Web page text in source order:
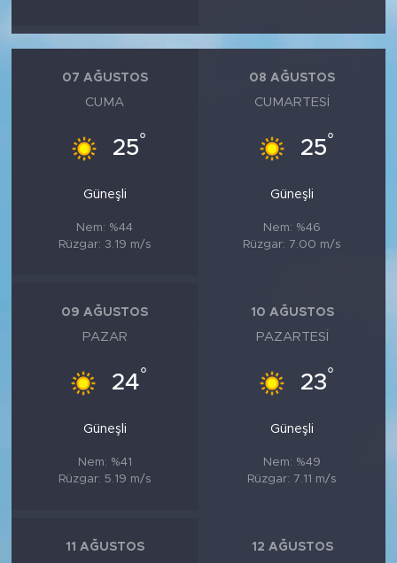
07 AĞUSTOS
CUMA
25°
Güneşli
Nem: %44
Rüzgar: 3.19 m/s
08 AĞUSTOS
CUMARTESI
25°
Güneşli
Nem: %46
Rüzgar: 7.00 m/s
09 AĞUSTOS
PAZAR
24°
Güneşli
Nem: %41
Rüzgar: 5.19 m/s
10 AĞUSTOS
PAZARTESI
23°
Güneşli
Nem: %49
Rüzgar: 7.11 m/s
11 AĞUSTOS 12 AĞUSTOS